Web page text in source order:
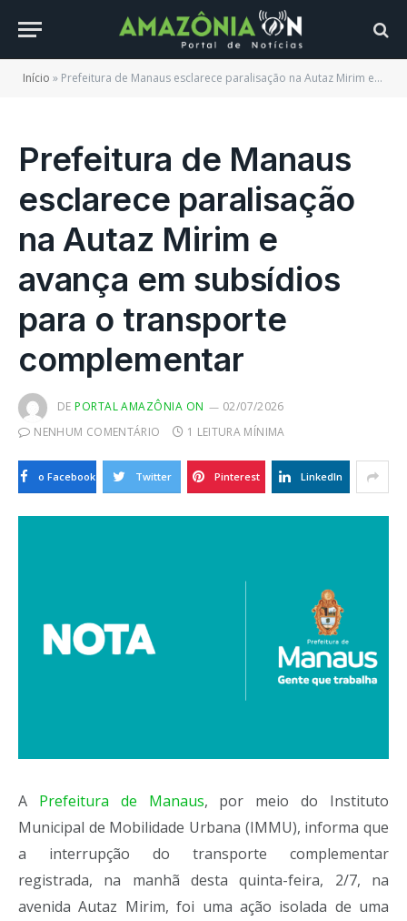
Início » Prefeitura de Manaus esclarece paralisação na Autaz Mirim e avança em subsídios para o transporte complementar
Prefeitura de Manaus
esclarece paralisação
na Autaz Mirim e
avança em subsídios
para o transporte
complementar
DE PORTAL AMAZÔNIA ON
02/07/2026
NENHUM COMENTÁRIO
1 LEITURA MÍNIMA
o Facebook Twitter Pinterest LinkedIn
A Prefeitura de Manaus, por meio do Instituto
Municipal de Mobilidade Urbana (IMMU), informa que
a interrupção do transporte complementar
registrada, na manhã desta quinta-feira, 2/7, na
avenida Autaz Mirim, foi uma ação isolada de uma